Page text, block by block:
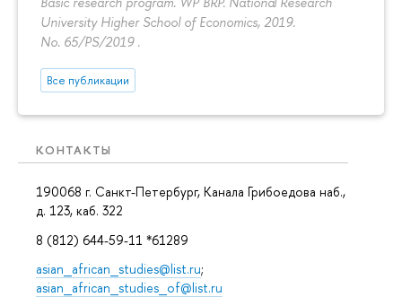
University Higher School of Economics, 2019.
No. 65/PS/2019 .
Все публикации
КОНТАКТЫ
190068 г. Санкт-Петербург, Канала Грибоедова наб.,
д. 123, каб. 322
8 (812) 644-59-11 *61289
asian_african_studies@list.ru;
asian_african_studies_of@list.ru